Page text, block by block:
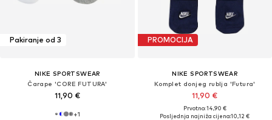
Pakiranje od 3
NIKE SPORTSWEAR
Čarape 'CORE FUTURA'
11,90 €
+1
PROMOCIJA
NIKE SPORTSWEAR
Komplet donjeg rublja 'Futura'
11,90 €
Prvotno: 14,90 €
Posljednja najniža cijena:10,12 €